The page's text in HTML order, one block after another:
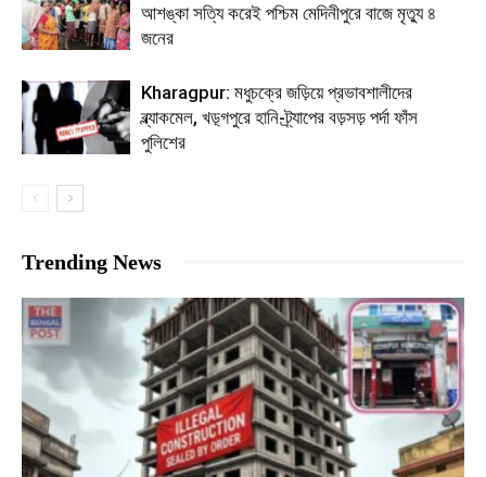
আশঙ্কা সত্যি করেই পশ্চিম মেদিনীপুরে বাজে মৃত্যু ৪
জনের
Kharagpur: মধুচক্রে জড়িয়ে প্রভাবশালীদের
ব্ল্যাকমেল, খড়্গপুরে হানি-ট্র্যাপের বড়সড় পর্দা ফাঁস
পুলিশের
Trending News